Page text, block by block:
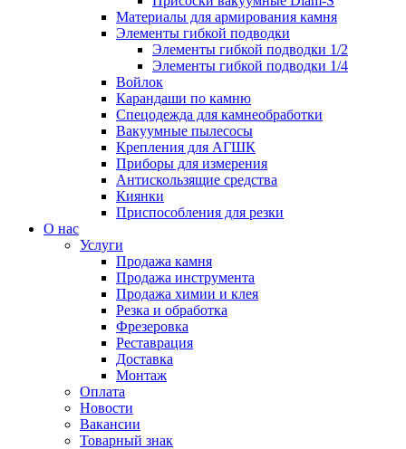
Материалы для армирования камня
Элементы гибкой подводки
Элементы гибкой подводки 1/2
Элементы гибкой подводки 1/4
Войлок
Карандаши по камню
Спецодежда для камнеобработки
Вакуумные пылесосы
Крепления для АГШК
Приборы для измерения
Антискользящие средства
Киянки
Приспособления для резки
О нас
Услуги
Продажа камня
Продажа инструмента
Продажа химии и клея
Резка и обработка
Фрезеровка
Реставрация
Доставка
Монтаж
Оплата
Новости
Вакансии
Товарный знак